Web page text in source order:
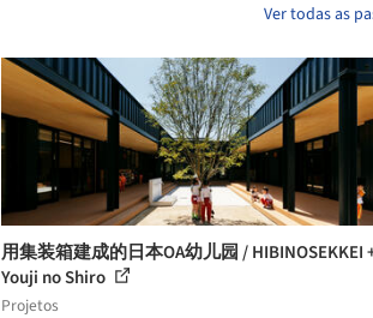
Ver todas as
用集装箱建成的日本OA幼儿园 / HIBINOSEKKEI
Youji no Shiro
Projetos